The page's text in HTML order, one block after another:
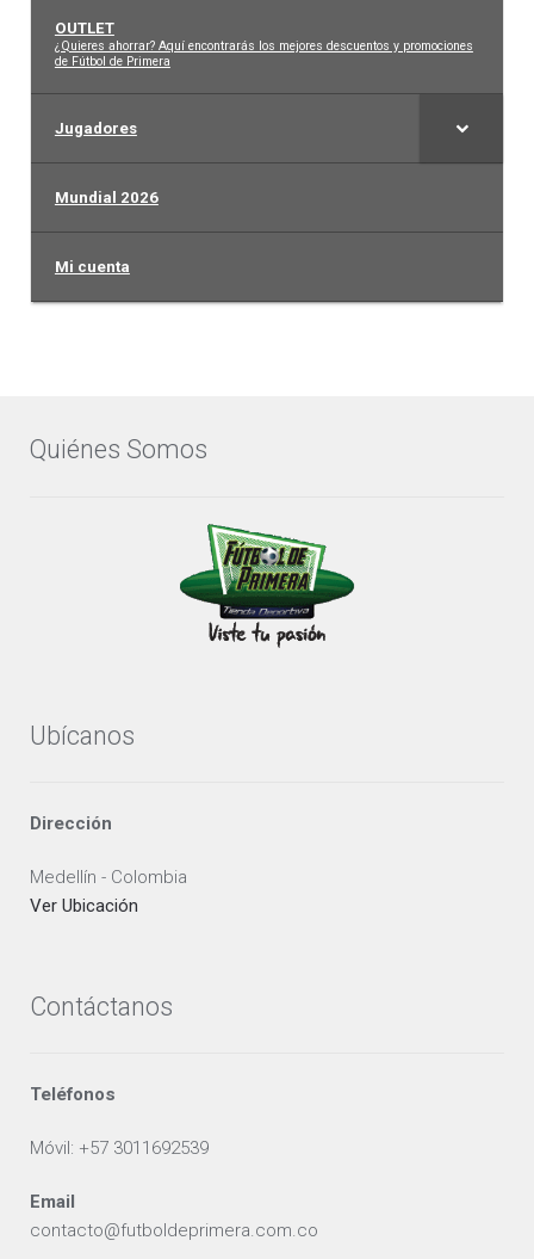
OUTLET
–
¿Quieres ahorrar? Aquí encontrarás los mejores descuentos y promociones
de Fútbol de Primera
Jugadores
Mundial 2026
Mi cuenta
Quiénes Somos
Ubícanos
Dirección
Medellín - Colombia
Ver Ubicación
Contáctanos
Teléfonos
Móvil: +57 3011692539
Email
contacto@futboldeprimera.com.co